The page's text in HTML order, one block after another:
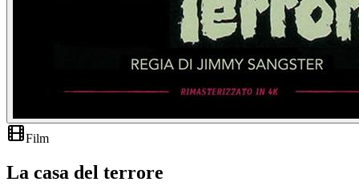
Film
La casa del terrore